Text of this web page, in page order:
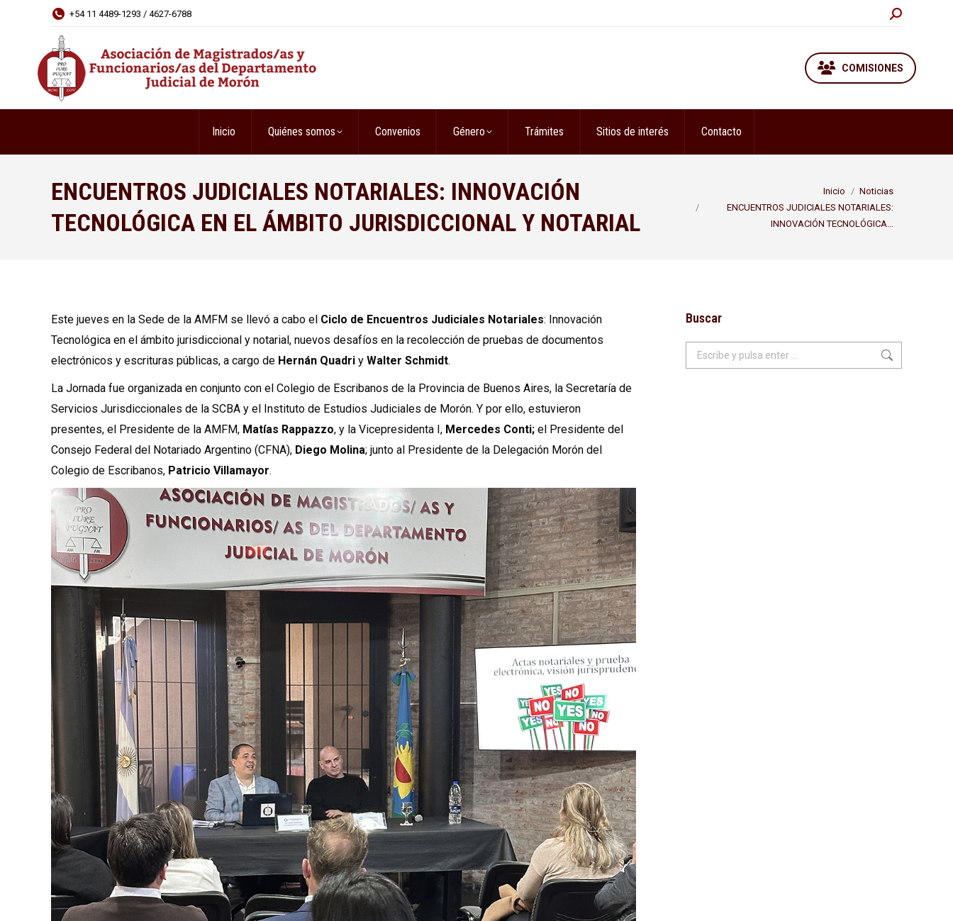
+54 11 4489-1293 / 4627-6788 Buscar:
COMISIONES
Inicio Quiénes somos Convenios Género Trámites Sitios de interés Contacto
ENCUENTROS JUDICIALES NOTARIALES: INNOVACIÓN
TECNOLÓGICA EN EL ÁMBITO JURISDICCIONAL Y NOTARIAL
Inicio
Noticias
ENCUENTROS JUDICIALES NOTARIALES:
INNOVACIÓN TECNOLÓGICA…
Este jueves en la Sede de la AMFM se llevó a cabo el Ciclo de Encuentros Judiciales Notariales: Innovación
Tecnológica en el ámbito jurisdiccional y notarial, nuevos desafíos en la recolección de pruebas de documentos
electrónicos y escrituras públicas, a cargo de Hernán Quadri y Walter Schmidt.
La Jornada fue organizada en conjunto con el Colegio de Escribanos de la Provincia de Buenos Aires, la Secretaría de
Servicios Jurisdiccionales de la SCBA y el Instituto de Estudios Judiciales de Morón. Y por ello, estuvieron
presentes, el Presidente de la AMFM, Matías Rappazzo, y la Vicepresidenta I, Mercedes Conti; el Presidente del
Consejo Federal del Notariado Argentino (CFNA), Diego Molina; junto al Presidente de la Delegación Morón del
Colegio de Escribanos, Patricio Villamayor.
Buscar
Buscar: